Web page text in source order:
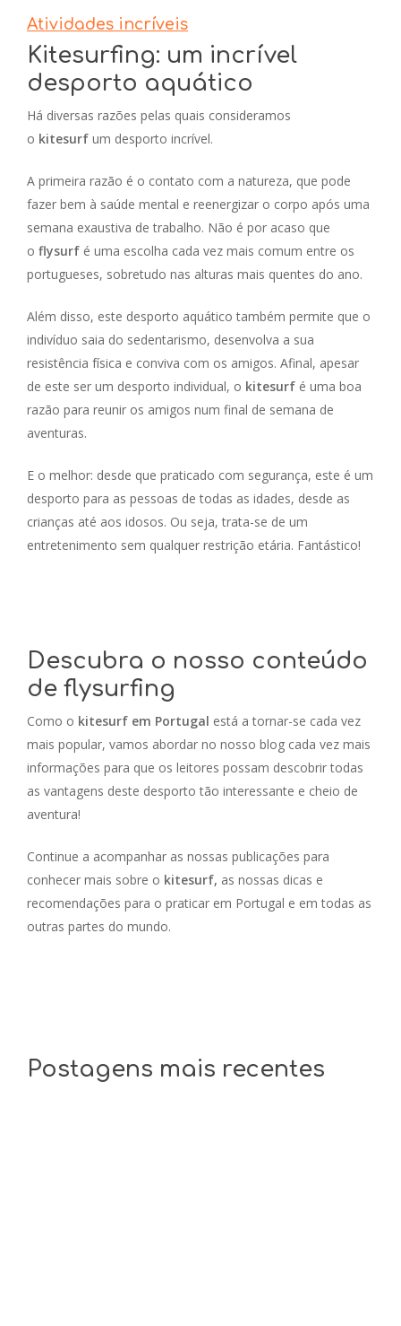
Atividades incríveis
Kitesurfing: um incrível
desporto aquático
Há diversas razões pelas quais consideramos
o kitesurf um desporto incrível.
A primeira razão é o contato com a natureza, que pode
fazer bem à saúde mental e reenergizar o corpo após uma
semana exaustiva de trabalho. Não é por acaso que
o flysurf é uma escolha cada vez mais comum entre os
portugueses, sobretudo nas alturas mais quentes do ano.
Além disso, este desporto aquático também permite que o
indivíduo saia do sedentarismo, desenvolva a sua
resistência física e conviva com os amigos. Afinal, apesar
de este ser um desporto individual, o kitesurf é uma boa
razão para reunir os amigos num final de semana de
aventuras.
E o melhor: desde que praticado com segurança, este é um
desporto para as pessoas de todas as idades, desde as
crianças até aos idosos. Ou seja, trata-se de um
entretenimento sem qualquer restrição etária. Fantástico!
Descubra o nosso conteúdo
de flysurfing
Como o kitesurf em Portugal está a tornar-se cada vez
mais popular, vamos abordar no nosso blog cada vez mais
informações para que os leitores possam descobrir todas
as vantagens deste desporto tão interessante e cheio de
aventura!
Continue a acompanhar as nossas publicações para
conhecer mais sobre o kitesurf, as nossas dicas e
recomendações para o praticar em Portugal e em todas as
outras partes do mundo.
Postagens mais recentes